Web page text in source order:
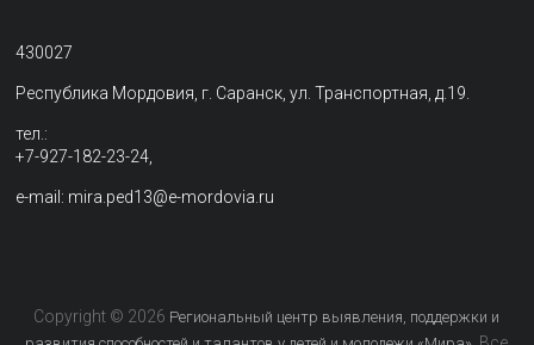
430027
Республика Мордовия, г. Саранск, ул. Транспортная, д.19.
тел.:
+7-927-182-23-24,
e-mail: mira.ped13@e-mordovia.ru
Copyright © 2026 Региональный центр выявления, поддержки и